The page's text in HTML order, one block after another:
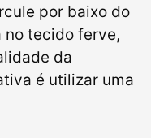
por baixo do
no tecido ferve,
da
é utilizar uma